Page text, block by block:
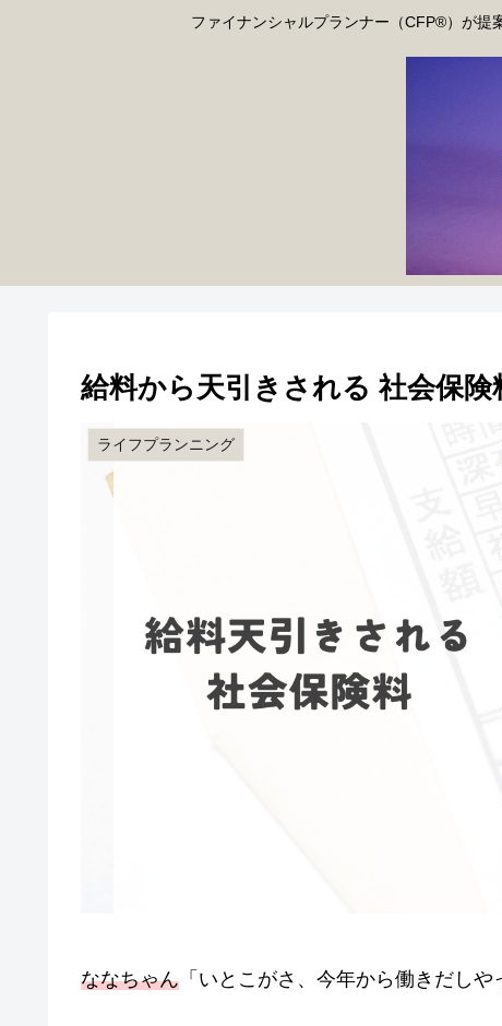
ファイナンシャルプランナー（CFP®）が提
給料から天引きされる 社会保険
ライフプランニング
ななちゃん 「いとこがさ、今年から働きだしや